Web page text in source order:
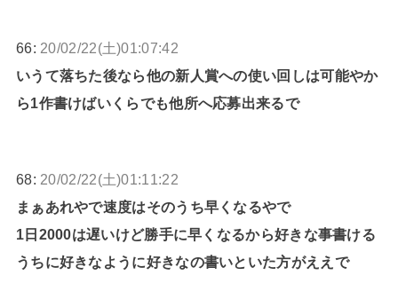
66: 20/02/22(土)01:07:42
いうて落ちた後なら他の新人賞への使い回しは可能やか
ら1作書けばいくらでも他所へ応募出来るで
68: 20/02/22(土)01:11:22
まぁあれやで速度はそのうち早くなるやで
1日2000は遅いけど勝手に早くなるから好きな事書ける
うちに好きなように好きなの書いといた方がええで